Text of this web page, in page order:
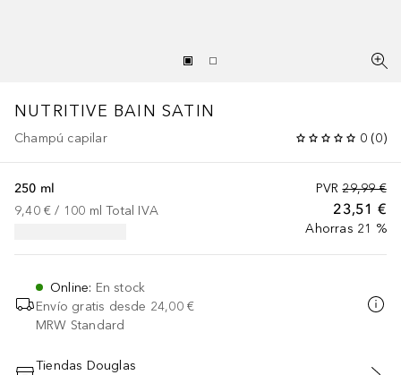
NUTRITIVE BAIN SATIN
Champú capilar 0 (0)
PVR 29,99 €
23,51 €
Ahorras 21 %
250 ml
9,40 € / 100 ml Total IVA
Online: En stock
Envío gratis desde 24,00 €
MRW Standard
Tiendas Douglas